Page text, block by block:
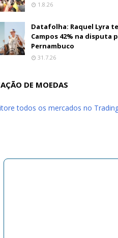
1.8.26
Datafolha: Raquel Lyra
Campos 42% na disputa
Pernambuco
31.7.26
DE MOEDAS
todos os mercados no